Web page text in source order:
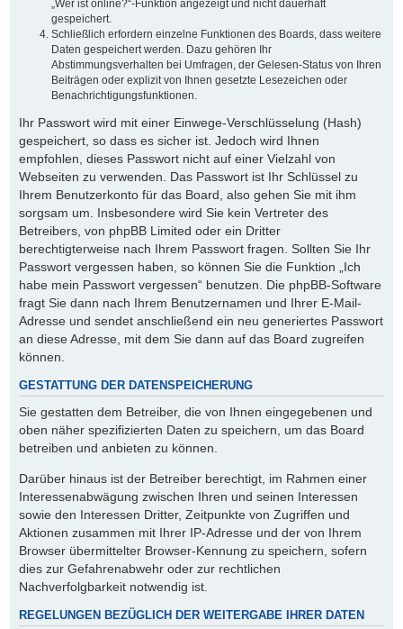
„Wer ist online?“-Funktion angezeigt und nicht dauerhaft
gespeichert.
Schließlich erfordern einzelne Funktionen des Boards, dass weitere
Daten gespeichert werden. Dazu gehören Ihr
Abstimmungsverhalten bei Umfragen, der Gelesen-Status von Ihren
Beiträgen oder explizit von Ihnen gesetzte Lesezeichen oder
Benachrichtigungsfunktionen.
Ihr Passwort wird mit einer Einwege-Verschlüsselung (Hash)
gespeichert, so dass es sicher ist. Jedoch wird Ihnen
empfohlen, dieses Passwort nicht auf einer Vielzahl von
Webseiten zu verwenden. Das Passwort ist Ihr Schlüssel zu
Ihrem Benutzerkonto für das Board, also gehen Sie mit ihm
sorgsam um. Insbesondere wird Sie kein Vertreter des
Betreibers, von phpBB Limited oder ein Dritter
berechtigterweise nach Ihrem Passwort fragen. Sollten Sie Ihr
Passwort vergessen haben, so können Sie die Funktion „Ich
habe mein Passwort vergessen“ benutzen. Die phpBB-Software
fragt Sie dann nach Ihrem Benutzernamen und Ihrer E-Mail-
Adresse und sendet anschließend ein neu generiertes Passwort
an diese Adresse, mit dem Sie dann auf das Board zugreifen
können.
GESTATTUNG DER DATENSPEICHERUNG
Sie gestatten dem Betreiber, die von Ihnen eingegebenen und
oben näher spezifizierten Daten zu speichern, um das Board
betreiben und anbieten zu können.
Darüber hinaus ist der Betreiber berechtigt, im Rahmen einer
Interessenabwägung zwischen Ihren und seinen Interessen
sowie den Interessen Dritter, Zeitpunkte von Zugriffen und
Aktionen zusammen mit Ihrer IP-Adresse und der von Ihrem
Browser übermittelter Browser-Kennung zu speichern, sofern
dies zur Gefahrenabwehr oder zur rechtlichen
Nachverfolgbarkeit notwendig ist.
REGELUNGEN BEZÜGLICH DER WEITERGABE IHRER DATEN